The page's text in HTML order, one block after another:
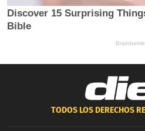
TODOS LOS DERECHOS